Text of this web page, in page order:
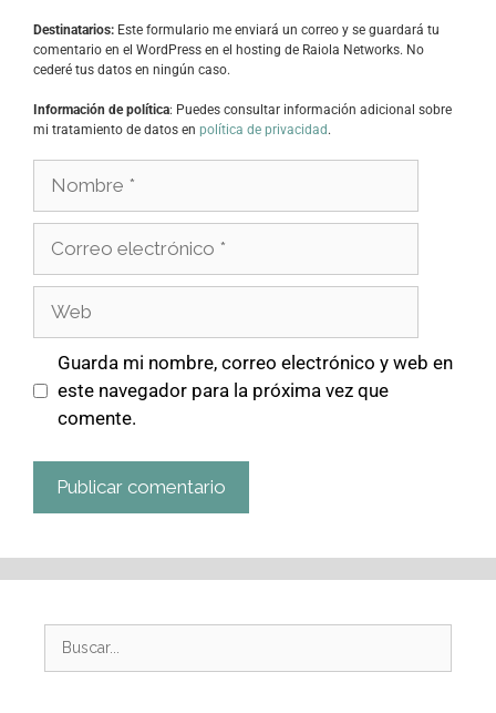
Destinatarios: Este formulario me enviará un correo y se guardará tu
comentario en el WordPress en el hosting de Raiola Networks. No
cederé tus datos en ningún caso.
Información de política: Puedes consultar información adicional sobre
mi tratamiento de datos en política de privacidad .
Guarda mi nombre, correo electrónico y web en
este navegador para la próxima vez que
comente.